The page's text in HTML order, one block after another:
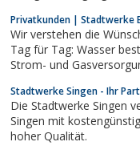
Privatkunden | Stadtwerke
Wir verstehen die
Tag für Tag: Wasser
Strom- und
Stadtwerke Singen - Ihr
Die Stadtwerke Singen
Singen mit
hoher Qualität.